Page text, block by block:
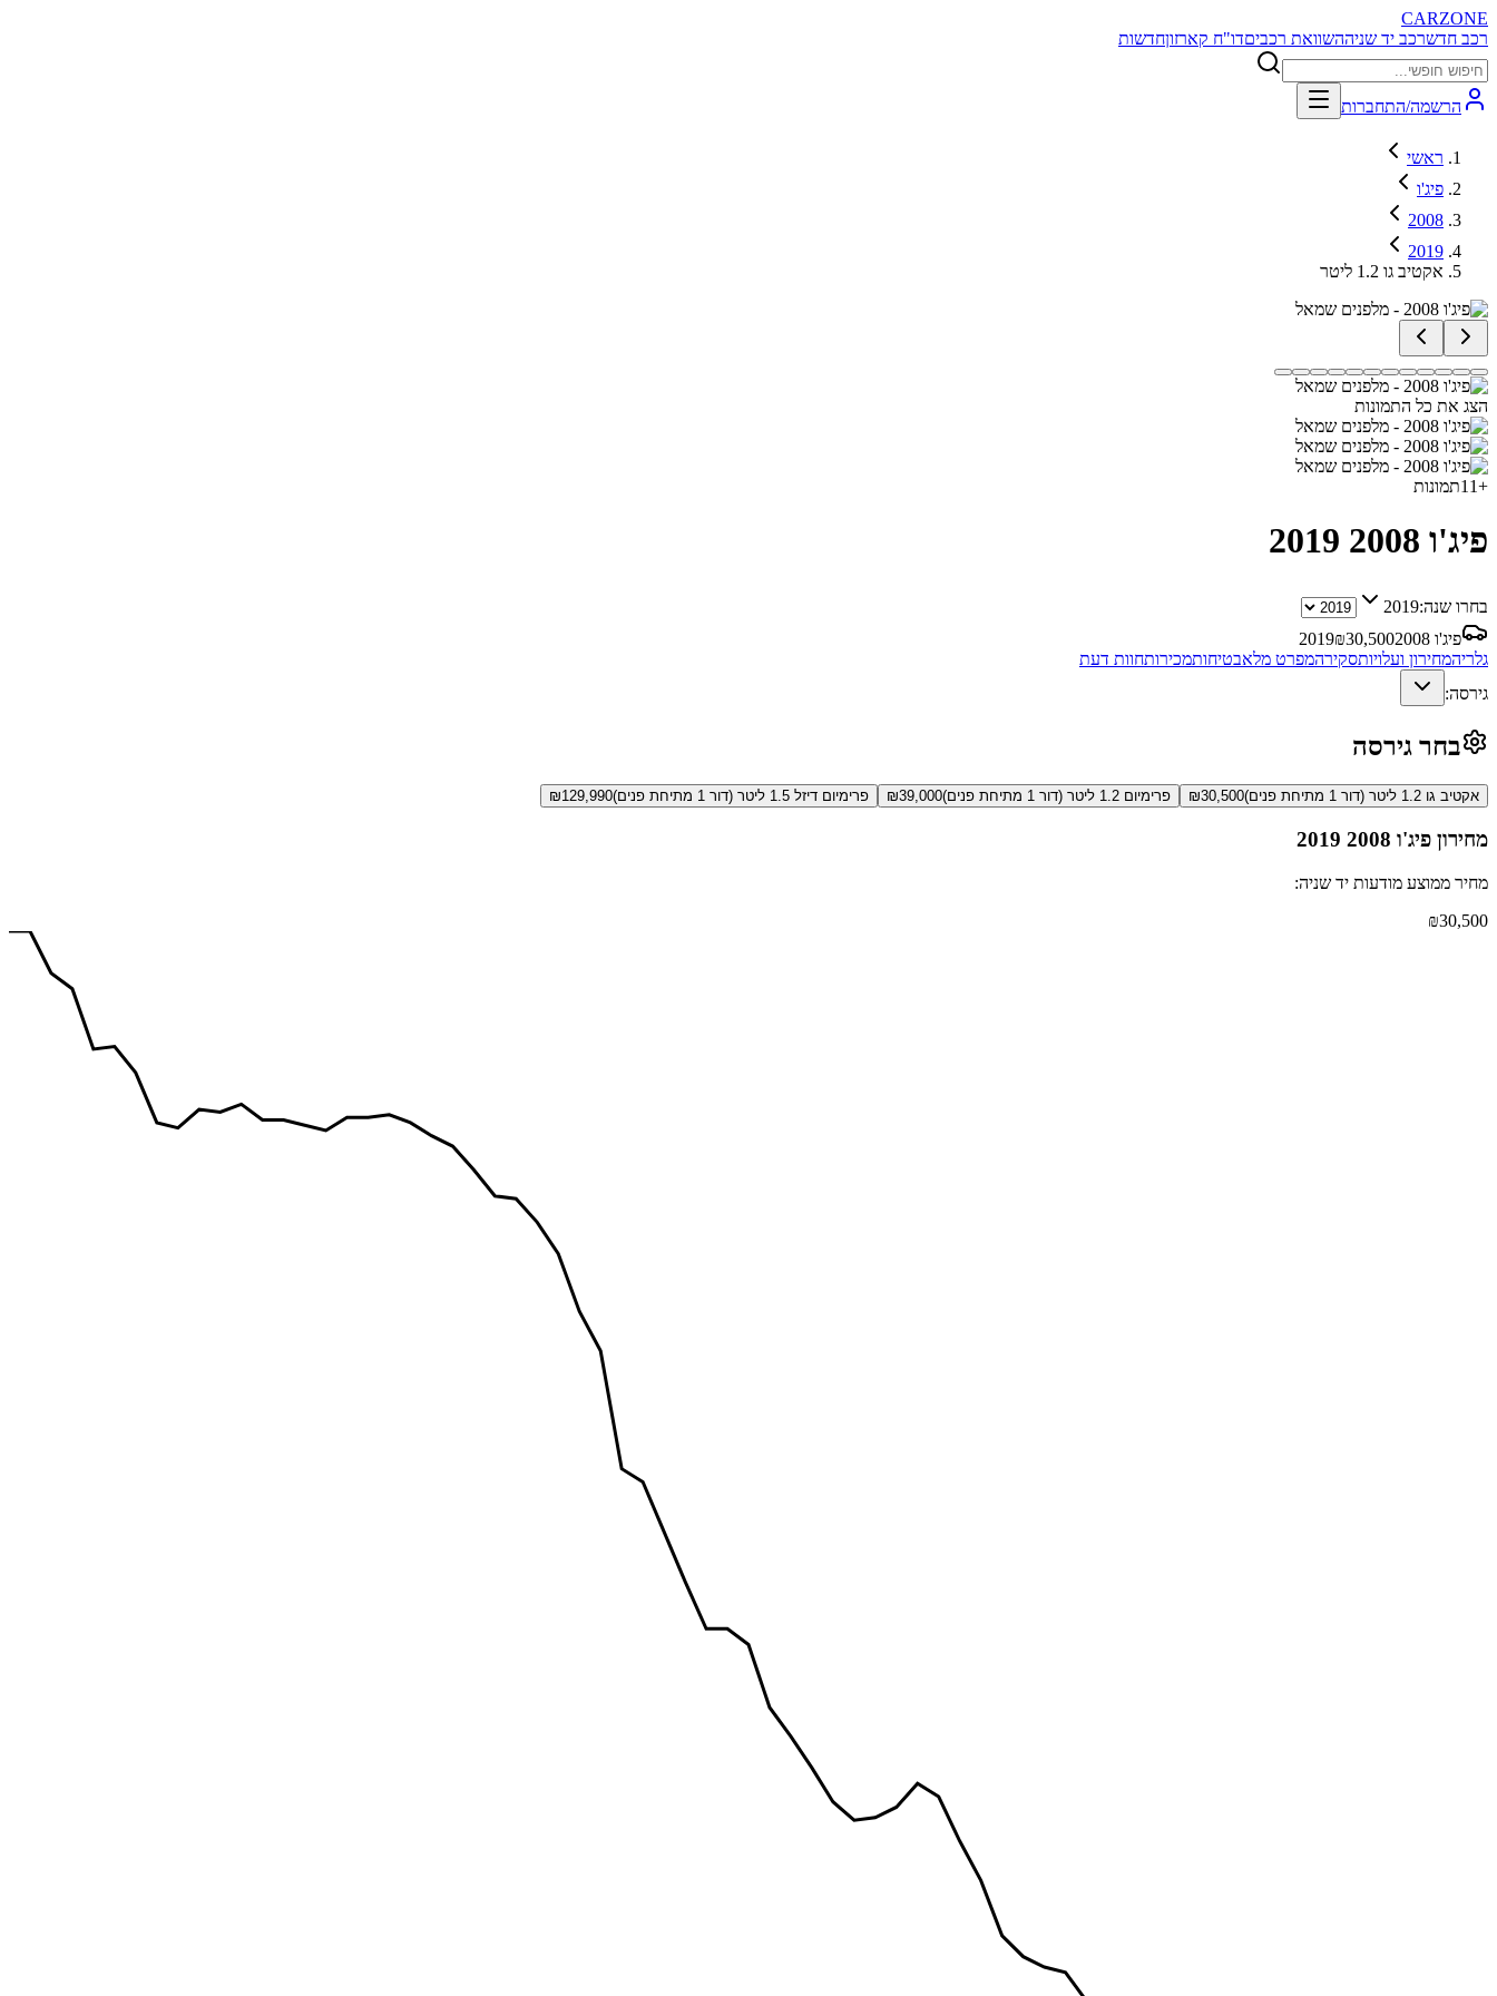
CARZONE
רכב חדשרכב יד שניההשוואת רכביםדו"ח קארזוןחדשות
הרשמה/התחברות
ראשי
פיג'ו
2008
2019
אקטיב גו 1.2 ליטר
הצג את כל התמונות
+
11תמונות
פיג'ו 2008 2019
בחרו שנה:2019
פיג'ו 2008
2019₪30,500
גלריהמחירון ועלויותסקירהמפרט מלאבטיחותמכירותחוות דעת
גירסה:
בחר גירסה
אקטיב גו 1.2 ליטר (דור 1 מתיחת פנים) ₪30,500 פרימיום 1.2 ליטר (דור 1 מתיחת פנים) ₪39,000 פרימיום דיזל 1.5 ליטר (דור 1 מתיחת פנים) ₪129,990
מחירון פיג'ו 2008 2019
מחיר ממוצע מודעות יד שניה:
₪30,500